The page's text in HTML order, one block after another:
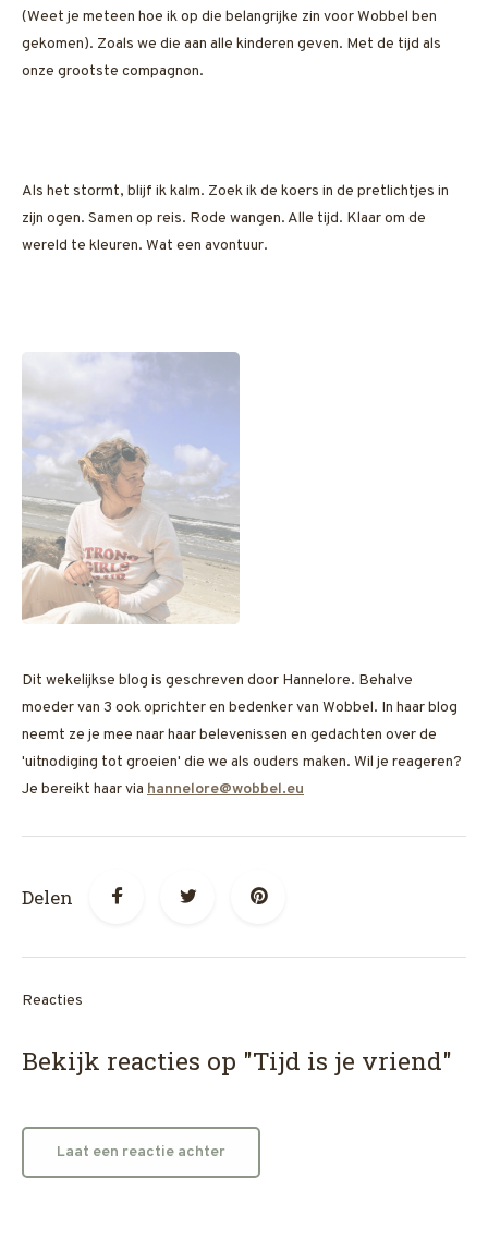
(Weet je meteen hoe ik op die belangrijke zin voor Wobbel ben
gekomen). Zoals we die aan alle kinderen geven. Met de tijd als
onze grootste compagnon.
Als het stormt, blijf ik kalm. Zoek ik de koers in de pretlichtjes in
zijn ogen. Samen op reis. Rode wangen. Alle tijd. Klaar om de
wereld te kleuren. Wat een avontuur.
Dit wekelijkse blog is geschreven door Hannelore. Behalve
moeder van 3 ook oprichter en bedenker van Wobbel. In haar blog
neemt ze je mee naar haar belevenissen en gedachten over de
'uitnodiging tot groeien' die we als ouders maken. Wil je reageren?
Je bereikt haar via hannelore@wobbel.eu
Delen
Reacties
Bekijk reacties op "Tijd is je vriend"
Laat een reactie achter